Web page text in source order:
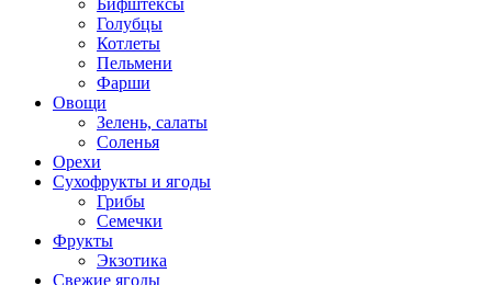
Бифштексы
Голубцы
Котлеты
Пельмени
Фарши
Овощи
Зелень, салаты
Соленья
Орехи
Сухофрукты и ягоды
Грибы
Семечки
Фрукты
Экзотика
Свежие ягоды